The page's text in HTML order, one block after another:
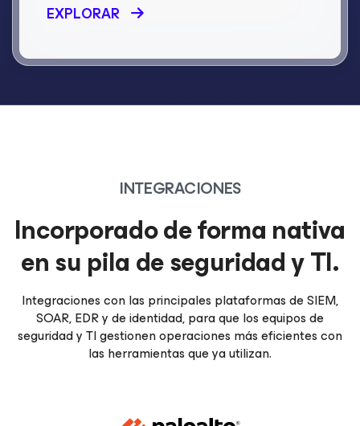
EXPLORAR
INTEGRACIONES
Incorporado de forma nativa
en su pila de seguridad y TI.
Integraciones con las principales plataformas de SIEM,
SOAR, EDR y de identidad, para que los equipos de
seguridad y TI gestionen operaciones más eficientes con
las herramientas que ya utilizan.